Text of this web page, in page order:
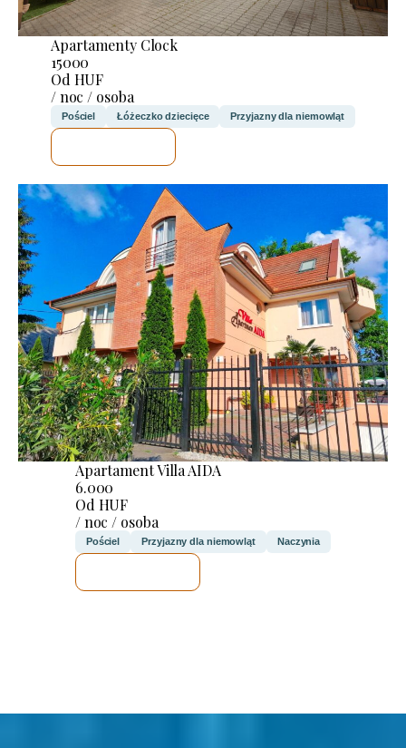
Apartamenty Clock
15000
Od HUF
/ noc / osoba
Pościel Łóżeczko dziecięce Przyjazny dla niemowląt
Apartament Villa AIDA
6.000
Od HUF
/ noc / osoba
Pościel Przyjazny dla niemowląt Naczynia